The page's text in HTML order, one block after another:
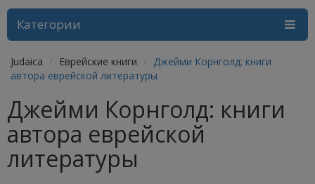
Категории
Judaica Еврейские книги
Джейми Корнголд: книги
автора еврейской литературы
Джейми Корнголд: книги
автора еврейской
литературы